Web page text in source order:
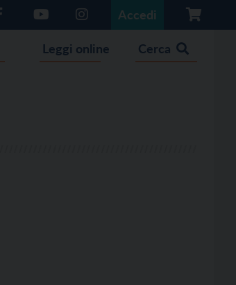
Accedi
Leggi online Cerca